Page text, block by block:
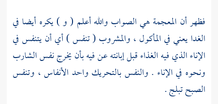
فظهر أن المعجمة هي الصواب والله أعلم ( و ) يكره أيضا في
الغدا يعني في المأكول ، والمشروب ( تنفس ) أي أن يتنفس في
الإناء الذي فيه الغذاء قبل إبانته عن فيه بأن يخرج نفس الشارب
ونحوه في الإناء . والنفس بالتحريك واحد الأنفاس ، وتنفس
الصبح تبلج .